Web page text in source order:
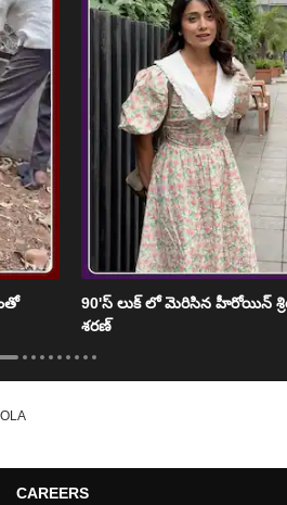
90'స్ లుక్ లో మెరిసిన హీరోయిన్
శరణ్
CAREERS